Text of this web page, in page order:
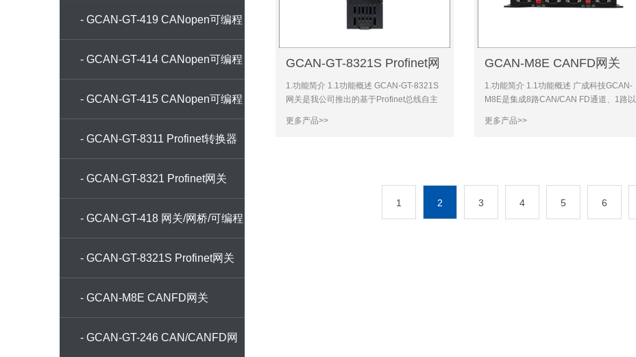
网关
- GCAN-GT-419 CANopen可编程
网关
- GCAN-GT-414 CANopen可编程
网关
- GCAN-GT-415 CANopen可编程
网关
- GCAN-GT-8311 Profinet转换器
- GCAN-GT-8321 Profinet网关
- GCAN-GT-418 网关/网桥/可编程
网关
- GCAN-GT-8321S Profinet网关
- GCAN-M8E CANFD网关
- GCAN-GT-246 CAN/CANFD网
GCAN-GT-8321S Profinet网
关
1.功能简介 1.1功能概述 GCAN-GT-8321S
网关是我公司推出的基于Profinet总线自主
关。设备可作为西门子200SMART、
更多产品>>
GCAN-M8E CANFD网关
1.功能简介 1.1功能概述 广成科技GCAN-
M8E是集成8路CAN/CAN FD通道、1路以
通讯接口卡。采用GCAN-M8E高性能CAN
更多产品>>
1 2 3 4 5 6